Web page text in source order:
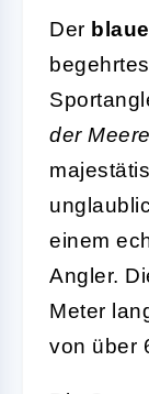
Der
der Meere
einem
Angler.
Meter
von über